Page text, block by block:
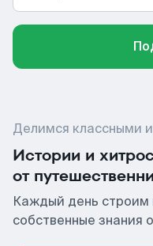
Делимся классными
Истории и
от
Каждый день строим
собственные знания